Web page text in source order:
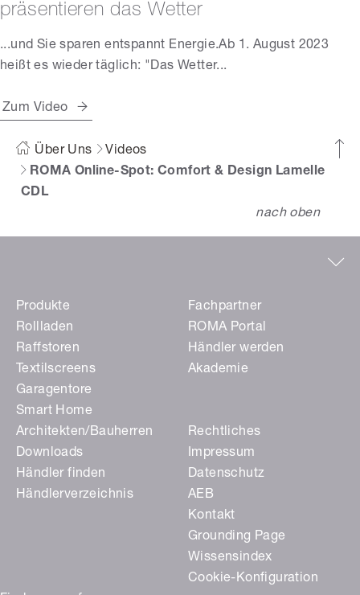
präsentieren das Wetter
...und Sie sparen entspannt Energie.Ab 1. August 2023
heißt es wieder täglich: "Das Wetter...
Zum Video
Über Uns
Videos
ROMA Online-Spot: Comfort & Design Lamelle
CDL
nach oben
Produkte
Rollladen
Raffstoren
Textilscreens
Garagentore
Smart Home
Fachpartner
ROMA Portal
Händler werden
Akademie
Architekten/Bauherren
Downloads
Händler finden
Händlerverzeichnis
Rechtliches
Impressum
Datenschutz
AEB
Kontakt
Grounding Page
Wissensindex
Cookie-Konfiguration